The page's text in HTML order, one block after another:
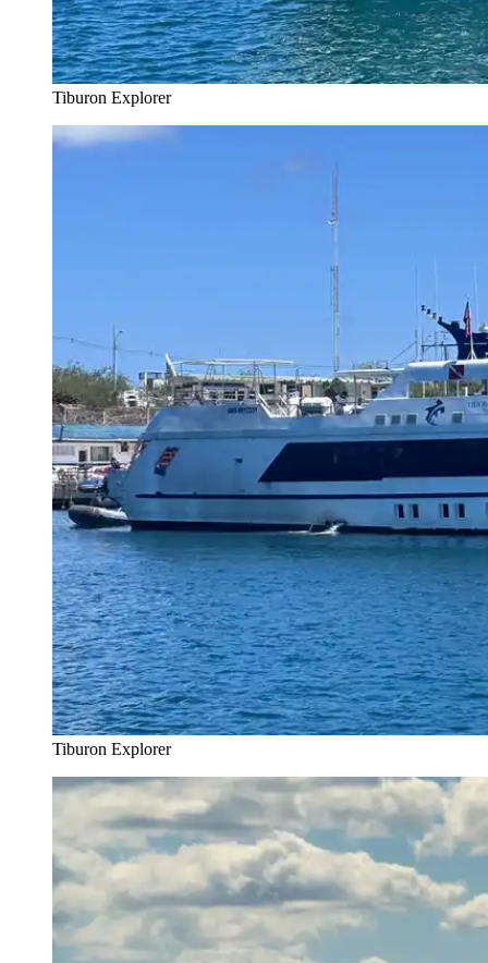
Tiburon Explorer
Tiburon Explorer